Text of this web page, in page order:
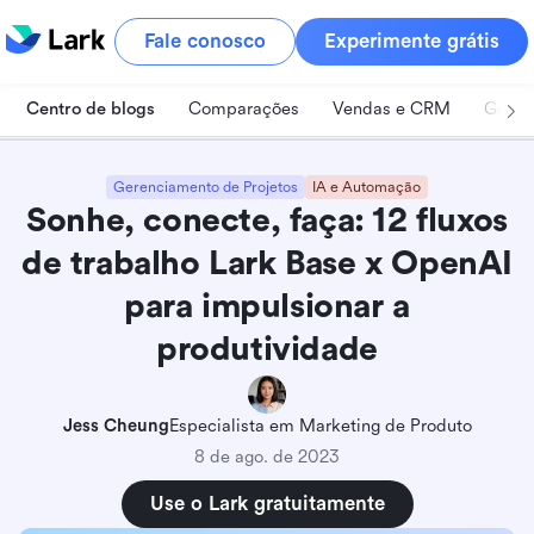
Fale conosco Experimente grátis
Centro de blogs Comparações Vendas e CRM
Gerenciamento de Projetos IA e Automação
Sonhe, conecte, faça: 12 fluxos
de trabalho Lark Base x OpenAI
para impulsionar a
produtividade
Jess CheungEspecialista em Marketing de Produto
8 de ago. de 2023
Use o Lark gratuitamente